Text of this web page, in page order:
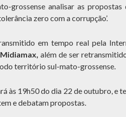
grossense analisar as propostas
zero com a corrupção’.
em tempo real pela
além de ser
território sul-mato-grossense.
às 19h50 do dia 22 de outubro, e
e debatam propostas.